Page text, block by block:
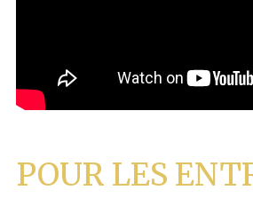
POUR LES